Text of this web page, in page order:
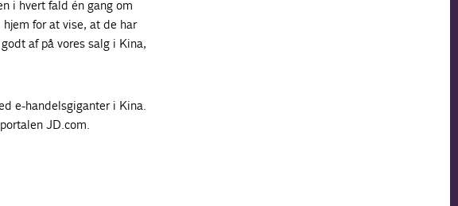
i hvert fald én gang om
for at vise, at de har
af på vores salg i Kina,
e-handelsgiganter i Kina.
JD.com.